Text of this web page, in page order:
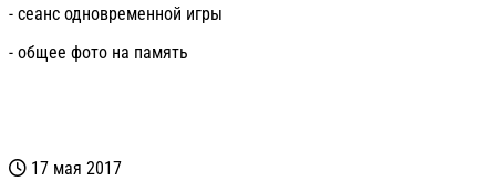
- сеанс одновременной игры
- общее фото на память
17 мая 2017